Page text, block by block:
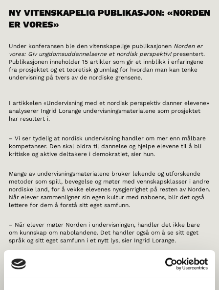
NY VITENSKAPELIG PUBLIKASJON: «NORDEN
ER VORES»
Under konferansen ble den vitenskapelige publikasjonen Norden er
vores: Giv ungdomsuddannelserne et nordisk perspektiv!presentert.
Publikasjonen inneholder 15 artikler som gir et innblikk i erfaringene
fra prosjektet og et teoretisk grunnlag for hvordan man kan tenke
undervisning på tvers av de nordiske grensene.
I artikkelen «Undervisning med et nordisk perspektiv danner elevene»
analyserer Ingrid Lorange undervisningsmaterialene som prosjektet
har resultert i.
– Vi ser tydelig at nordisk undervisning handler om mer enn målbare
kompetanser. Den skal bidra til dannelse og hjelpe elevene til å bli
kritiske og aktive deltakere i demokratiet, sier hun.
Mange av undervisningsmaterialene bruker lekende og utforskende
metoder som spill, bevegelse og møter med vennskapsklasser i andre
nordiske land, for å vekke elevenes nysgjerrighet på resten av Norden.
Når elever sammenligner sin egen kultur med naboens, blir det også
lettere for dem å forstå sitt eget samfunn.
– Når elever møter Norden i undervisningen, handler det ikke bare
om kunnskap om nabolandene. Det handler også om å se sitt eget
språk og sitt eget samfunn i et nytt lys, sier Ingrid Lorange.